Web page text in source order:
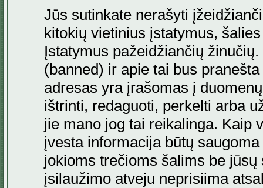
Jūs sutinkate nerašyti
kitokių vietinius įstatymus,
Įstatymus pažeidžiančių
(banned) ir apie tai bus
adresas yra įrašomas į
ištrinti, redaguoti, perkelti arba
jie mano jog tai reikalinga. Kaip
įvesta informacija būtų
jokioms trečioms šalims be jūsų
įsilaužimo atveju neprisiima